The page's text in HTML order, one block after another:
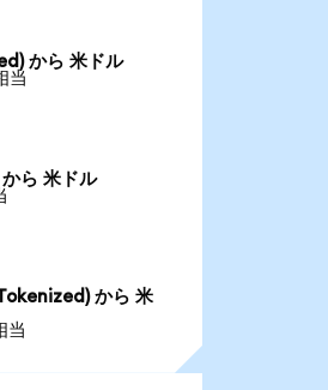
から 米ドル
当
ら 米ドル
から 米
当